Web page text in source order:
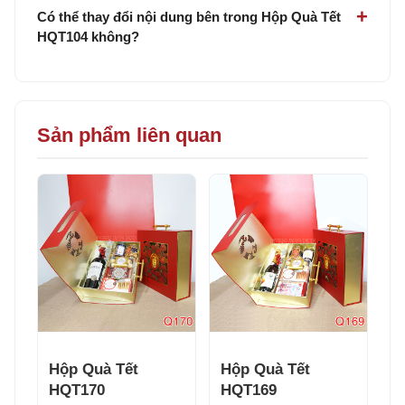
Có thể thay đổi nội dung bên trong Hộp Quà Tết
HQT104 không?
Sản phẩm liên quan
Hộp Quà Tết
HQT170
Hộp Quà Tết
HQT169